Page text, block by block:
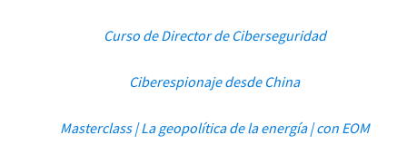
Curso de Director de Ciberseguridad
Ciberespionaje desde China
Masterclass | La geopolítica de la energía | con EOM